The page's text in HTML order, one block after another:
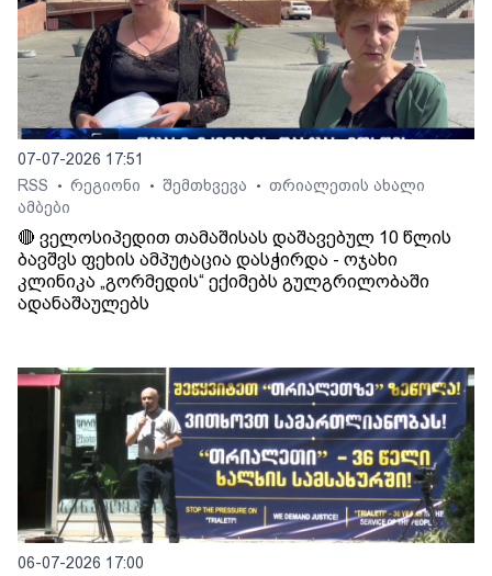
07-07-2026 17:51
RSS
• რეგიონი • შემთხვევა • თრიალეთის ახალი
ამბები
🔴 ველოსიპედით თამაშისას დაშავებულ 10 წლის
ბავშვს ფეხის ამპუტაცია დასჭირდა - ოჯახი
კლინიკა „გორმედის“ ექიმებს გულგრილობაში
ადანაშაულებს
06-07-2026 17:00